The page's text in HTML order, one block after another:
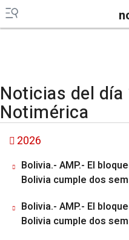
Noticias del
Notimérica
2026
Bolivia.- AMP.- El
Bolivia cumple dos
Bolivia.- AMP.- El
Bolivia cumple dos